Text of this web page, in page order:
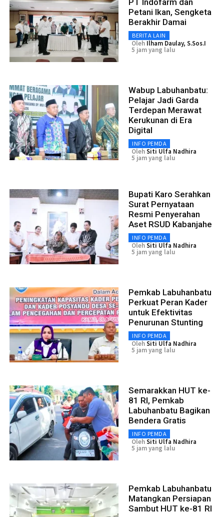
Petani Ikan, Sengketa
Berakhir Damai
BERITA LAIN
Oleh Ilham Daulay, S.Sos.I
5 jam yang lalu
Wabup Labuhanbatu:
Pelajar Jadi Garda
Terdepan Merawat
Kerukunan di Era
Digital
INFO PEMDA
OlehSiti Ulfa Nadhira
5 jam yang lalu
Bupati Karo Serahkan
Surat Pernyataan
Resmi Penyerahan
Aset RSUD Kabanjahe
INFO PEMDA
OlehSiti Ulfa Nadhira
5 jam yang lalu
Pemkab Labuhanbatu
Perkuat Peran Kader
untuk Efektivitas
Penurunan Stunting
INFO PEMDA
OlehSiti Ulfa Nadhira
5 jam yang lalu
Semarakkan HUT ke-
81 RI, Pemkab
Labuhanbatu Bagikan
Bendera Gratis
INFO PEMDA
OlehSiti Ulfa Nadhira
5 jam yang lalu
Pemkab Labuhanbatu
Matangkan Persiapan
Sambut HUT ke-81 RI